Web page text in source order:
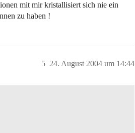
mit mir kristallisiert sich nie ein
zu haben !
24. August 2004 um 14:44
5